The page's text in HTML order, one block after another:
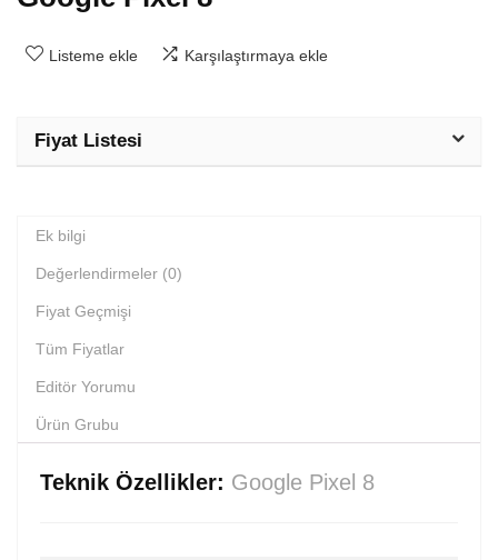
Listeme ekle Karşılaştırmaya ekle
Fiyat Listesi
Ek bilgi
Değerlendirmeler (0)
Fiyat Geçmişi
Tüm Fiyatlar
Editör Yorumu
Ürün Grubu
Teknik Özellikler: Google Pixel 8